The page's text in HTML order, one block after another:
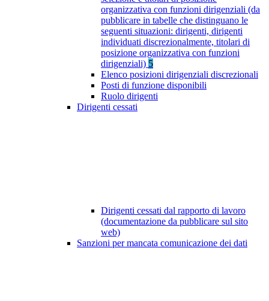
organizzativa con funzioni dirigenziali (da
pubblicare in tabelle che distinguano le
seguenti situazioni: dirigenti, dirigenti
individuati discrezionalmente, titolari di
posizione organizzativa con funzioni
dirigenziali) 5
Elenco posizioni dirigenziali discrezionali
Posti di funzione disponibili
Ruolo dirigenti
Dirigenti cessati
Dirigenti cessati dal rapporto di lavoro
(documentazione da pubblicare sul sito
web)
Sanzioni per mancata comunicazione dei dati